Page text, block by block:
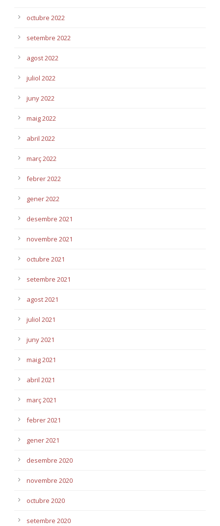
octubre 2022
setembre 2022
agost 2022
juliol 2022
juny 2022
maig 2022
abril 2022
març 2022
febrer 2022
gener 2022
desembre 2021
novembre 2021
octubre 2021
setembre 2021
agost 2021
juliol 2021
juny 2021
maig 2021
abril 2021
març 2021
febrer 2021
gener 2021
desembre 2020
novembre 2020
octubre 2020
setembre 2020